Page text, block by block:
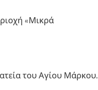
«Μικρά
του Αγίου Μάρκου.